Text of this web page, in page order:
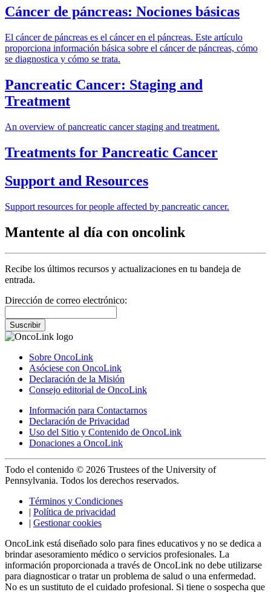
Cáncer de páncreas: Nociones básicas
El cáncer de páncreas es el cáncer en el páncreas. Este artículo
proporciona información básica sobre el cáncer de páncreas, cómo
se diagnostica y cómo se trata.
Pancreatic Cancer: Staging and
Treatment
An overview of pancreatic cancer staging and treatment.
Treatments for Pancreatic Cancer
Support and Resources
Support resources for people affected by pancreatic cancer.
Mantente al día con oncolink
Recibe los últimos recursos y actualizaciones en tu bandeja de
entrada.
Dirección de correo electrónico:
Suscribir
Sobre OncoLink
Asóciese con OncoLink
Declaración de la Misión
Consejo editorial de OncoLink
Información para Contactarnos
Declaración de Privacidad
Uso del Sitio y Contenido de OncoLink
Donaciones a OncoLink
Todo el contenido © 2026 Trustees of the University of
Pennsylvania. Todos los derechos reservados.
Términos y Condiciones
| Política de privacidad
| Gestionar cookies
OncoLink está diseñado solo para fines educativos y no se dedica a
brindar asesoramiento médico o servicios profesionales. La
información proporcionada a través de OncoLink no debe utilizarse
para diagnosticar o tratar un problema de salud o una enfermedad.
No es un sustituto de el cuidado profesional. Si tiene o sospecha que